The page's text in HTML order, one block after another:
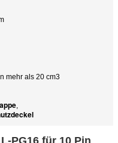
mehr als 20 cm3
,
PG16 für 10 Pin